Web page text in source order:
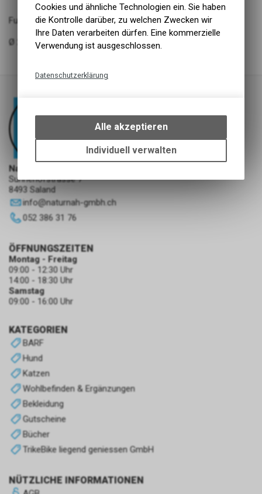
Fun Feeder -Orange
Ø 28 cm, Orange, Höhe 5.5 cm
NaturNah GmbH
Sunnehofstrasse 7
8493 Saland
info@naturnah-gmbh.ch
052 386 31 76
KATEGORIEN
BARF
Hund
Katzen
Wohlbefinden & Ergänzungen
Bekleidung
Gutscheine
Bücher
TrikeBike liegend geniessen GmbH
NÜTZLICHE INFORMATIONEN
ÖFFNUNGSZEITEN
Montag - Freitag
09:00 - 12:30 Uhr
14:00 - 18:30 Uhr
Samstag
09:00 - 16:00 Uhr
Cookies und ähnliche Technologien ein. Sie haben
die Kontrolle darüber, zu welchen Zwecken wir
Ihre Daten verarbeiten dürfen. Eine kommerzielle
Verwendung ist ausgeschlossen.
Datenschutzerklärung
bestimmte Interaktionen und
Einstellungen auf Ihrem Gerät,
um die grundlegenden
Funktionen unseres Online-
dass die gespeicherten Daten
Alle akzeptieren
Individuell verwalten